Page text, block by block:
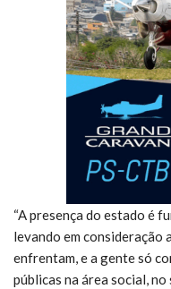
“A presença do estado é
levando em consideração
enfrentam, e a gente só
públicas na área social,